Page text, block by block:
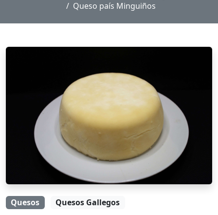
Queso país Minguiños
Quesos Quesos Gallegos